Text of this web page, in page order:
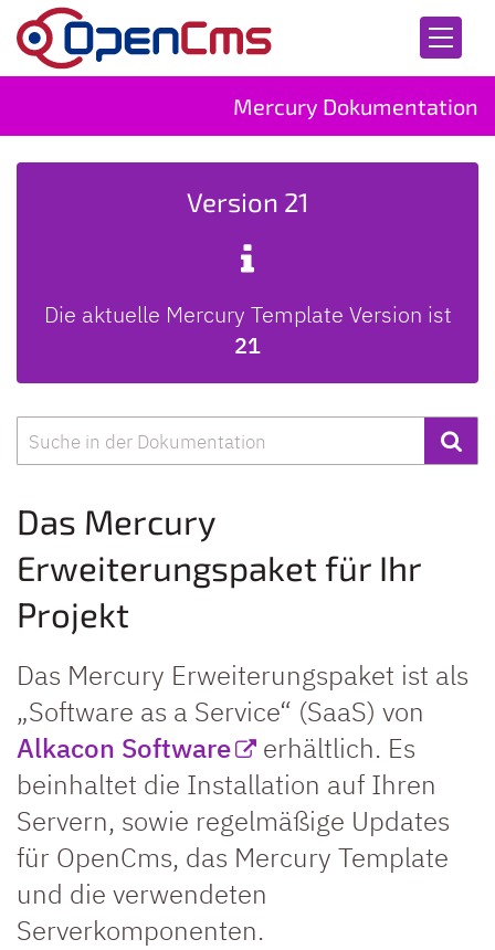
Zum Inhalt springen
Mercury Dokumentation
Das Mercury
Erweiterungspaket für Ihr
Projekt
Das Mercury Erweiterungspaket ist als
„Software as a Service“ (SaaS) von
Alkacon Software
erhältlich. Es
beinhaltet die Installation auf Ihren
Servern, sowie regelmäßige Updates
für OpenCms, das Mercury Template
und die verwendeten
Serverkomponenten.
Version 21
Die aktuelle Mercury Template Version ist
21
Suche